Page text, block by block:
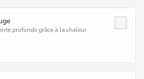
profonde grâce à la chaleur